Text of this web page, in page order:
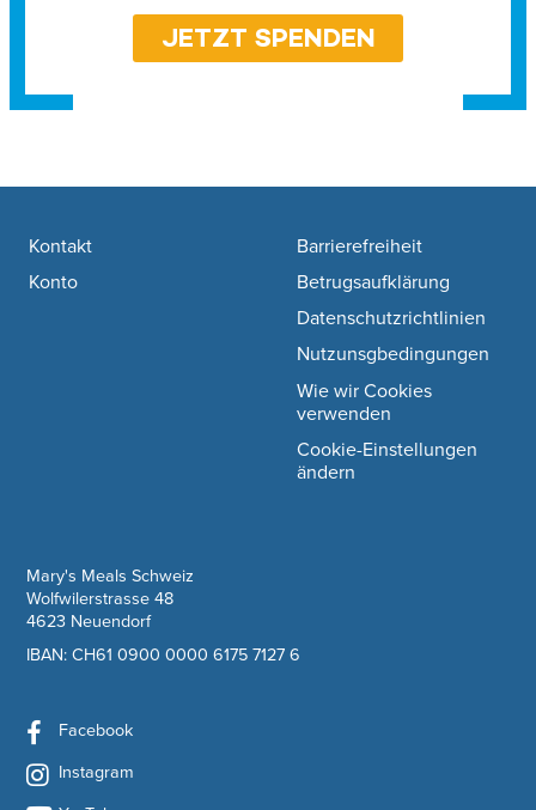
JETZT SPENDEN
Footer navigation
Mary's Meals Schweiz
Wolfwilerstrasse 48
4623 Neuendorf
IBAN: CH61 0900 0000 6175 7127 6
Kontakt
Konto
Barrierefreiheit
Betrugsaufklärung
Datenschutzrichtlinien
Nutzunsgbedingungen
Wie wir Cookies
verwenden
Cookie-Einstellungen
ändern
Facebook
Instagram